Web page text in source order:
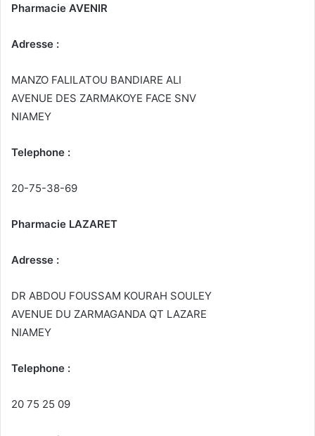
Pharmacie AVENIR
Adresse :
MANZO FALILATOU BANDIARE ALI
AVENUE DES ZARMAKOYE FACE SNV
NIAMEY
Telephone :
20-75-38-69
Pharmacie LAZARET
Adresse :
DR ABDOU FOUSSAM KOURAH SOULEY
AVENUE DU ZARMAGANDA QT LAZARE
NIAMEY
Telephone :
20 75 25 09